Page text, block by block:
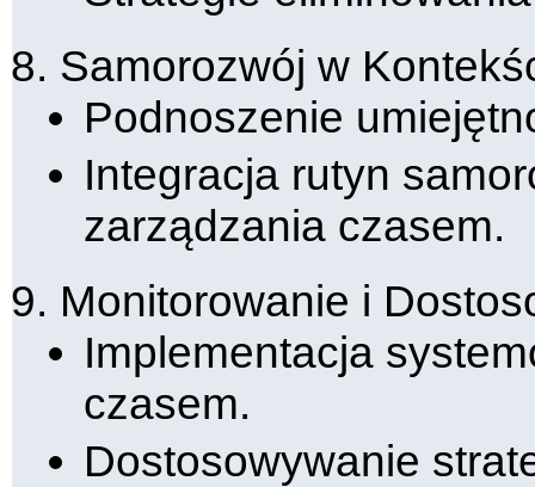
Samorozwój w
Podnoszenie
Integracja rutyn
zarządzania czasem.
Monitorowanie i
Implementacja
czasem.
Dostosowywanie